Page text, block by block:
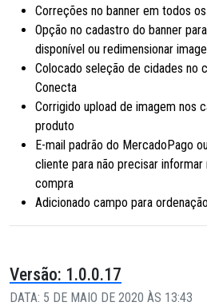
Correções no banner em todos
Opção no cadastro do banner
disponível ou redimensionar
Colocado seleção de cidades no
Conecta
Corrigido upload de imagem nos
produto
E-mail padrão do MercadoPago
cliente para não precisar informar
compra
Adicionado campo para
Versão: 1.0.0.17
DATA: 5 DE MAIO DE 2020 ÀS 13:43